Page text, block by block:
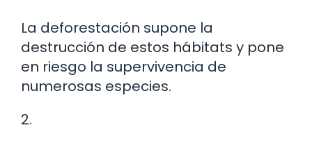
La deforestación supone la
destrucción de estos hábitats y pone
en riesgo la supervivencia de
numerosas especies.
2.